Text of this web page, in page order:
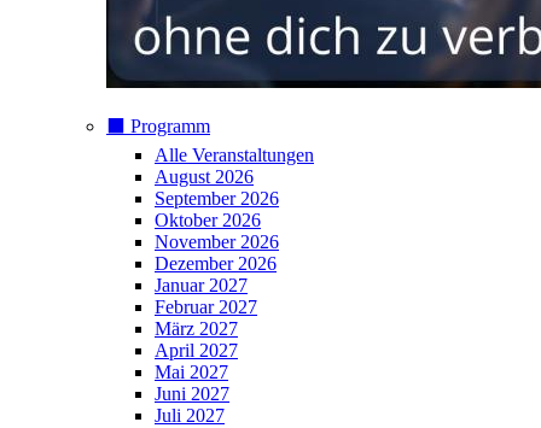
⬛️ Programm
Alle Veranstaltungen
August 2026
September 2026
Oktober 2026
November 2026
Dezember 2026
Januar 2027
Februar 2027
März 2027
April 2027
Mai 2027
Juni 2027
Juli 2027